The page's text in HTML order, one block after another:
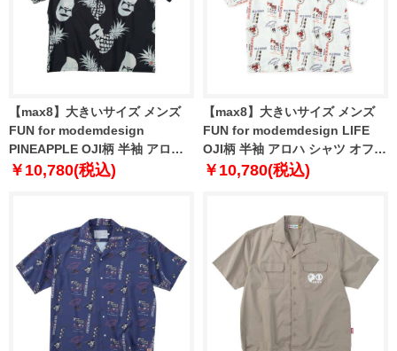
【max8】大きいサイズ メンズ
FUN for modemdesign
PINEAPPLE OJI柄 半袖 アロハ
シャツ ブラック×ホワイト 1277-
￥10,780(税込)
【max8】大きいサイズ メンズ
FUN for modemdesign LIFE
OJI柄 半袖 アロハ シャツ オフホ
ワイト 1277-5276-1 3L 4L 5L
￥10,780(税込)